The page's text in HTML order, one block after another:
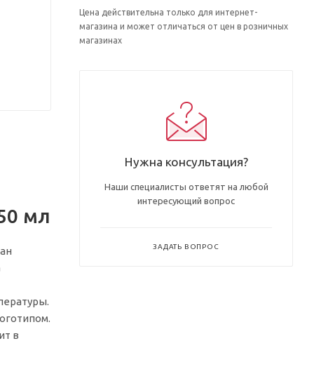
мл
в
Цена действительна только для интернет-
магазина и может отличаться от цен в розничных
магазинах
Нужна консультация?
Наши специалисты ответят на любой
интересующий вопрос
ЗАДАТЬ ВОПРОС